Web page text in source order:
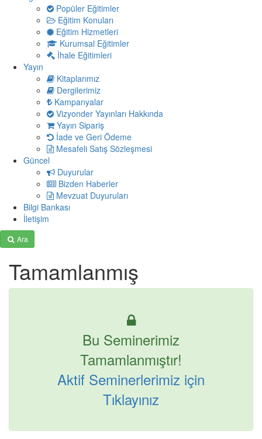
Popüler Eğitimler
Eğitim Konuları
Eğitim Hizmetleri
Kurumsal Eğitimler
İhale Eğitimleri
Yayın
Kitaplarımız
Dergilerimiz
Kampanyalar
Vizyonder Yayınları Hakkında
Yayın Sipariş
İade ve Geri Ödeme
Mesafeli Satış Sözleşmesi
Güncel
Duyurular
Bizden Haberler
Mevzuat Duyuruları
Bilgi Bankası
İletişim
Ara
Tamamlanmış
Bu Seminerimiz
Tamamlanmıştır!
Aktif Seminerlerimiz için
Tıklayınız